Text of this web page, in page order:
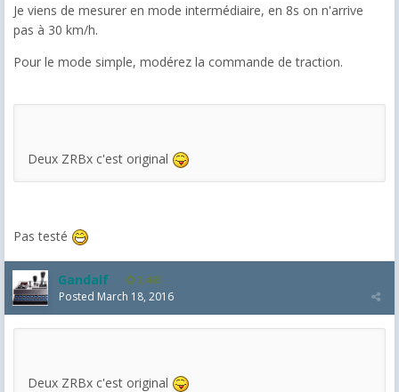
Je viens de mesurer en mode intermédiaire, en 8s on n'arrive
pas à 30 km/h.
Pour le mode simple, modérez la commande de traction.
Deux ZRBx c'est original
Pas testé
Gandalf 2,463
Posted March 18, 2016
Deux ZRBx c'est original